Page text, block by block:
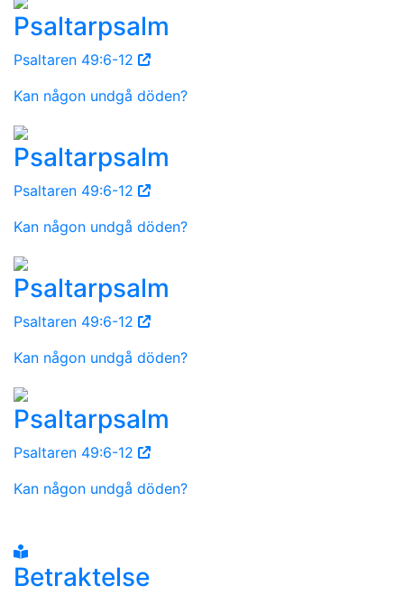
Psaltarpsalm
Psaltaren 49:6-12
Kan någon undgå döden?
Psaltarpsalm
Psaltaren 49:6-12
Kan någon undgå döden?
Psaltarpsalm
Psaltaren 49:6-12
Kan någon undgå döden?
Psaltarpsalm
Psaltaren 49:6-12
Kan någon undgå döden?
Betraktelse